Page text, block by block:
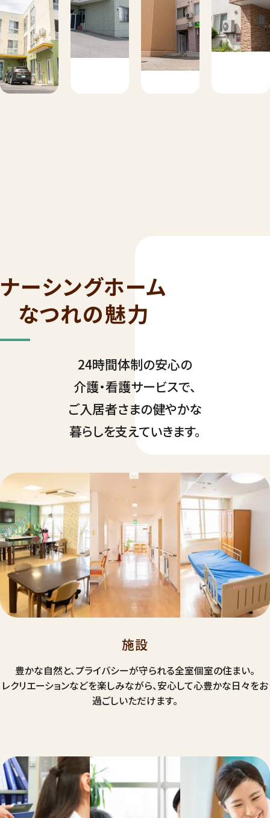
ナーシングホーム
なつれの魅力
24時間体制の安心の
介護・看護サービスで、
ご入居者さまの健やかな
暮らしを支えていきます。
施設
豊かな自然と、プライバシーが守られる全室個室の住まい。
レクリエーションなどを楽しみながら、安心して心豊かな日々をお
過ごしいただけます。